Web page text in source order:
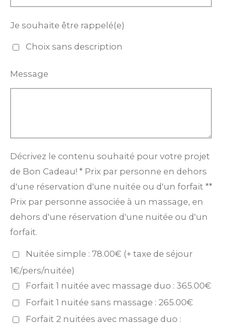
Je souhaite être rappelé(e)
Choix sans description
Message
Décrivez le contenu souhaité pour votre projet
de Bon Cadeau! * Prix par personne en dehors
d'une réservation d'une nuitée ou d'un forfait **
Prix par personne associée à un massage, en
dehors d'une réservation d'une nuitée ou d'un
forfait.
Nuitée simple : 78.00€ (+ taxe de séjour
1€/pers/nuitée)
Forfait 1 nuitée avec massage duo : 365.00€
Forfait 1 nuitée sans massage : 265.00€
Forfait 2 nuitées avec massage duo :